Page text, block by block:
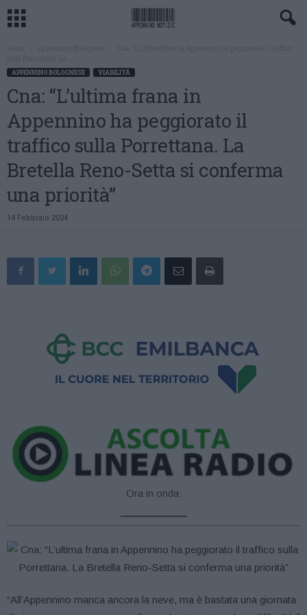
APPENNINO BOLOGNESE VIABILITÀ
Cna: “L’ultima frana in
Appennino ha peggiorato il
traffico sulla Porrettana. La
Bretella Reno-Setta si conferma
una priorità”
14 Febbraio 2024
Ora in onda:
“All’Appennino manca ancora la neve, ma è bastata una giornata